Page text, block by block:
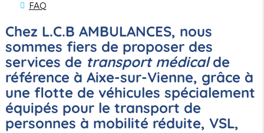
FAQ
Chez L.C.B AMBULANCES, nous
sommes fiers de proposer des
services de transport médicalde
référence à Aixe-sur-Vienne, grâce à
une flotte de véhicules spécialement
équipés pour le transport de
personnes à mobilité réduite, VSL,